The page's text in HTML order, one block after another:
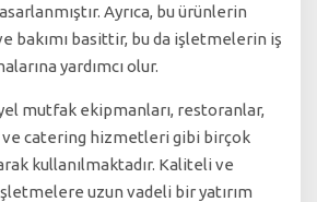
Ayrıca, bu ürünlerin
bakımı basittir, bu da işletmelerin iş
yardımcı olur.
mutfak ekipmanları, restoranlar,
catering hizmetleri gibi birçok
kullanılmaktadır. Kaliteli ve
işletmelere uzun vadeli bir yatırım